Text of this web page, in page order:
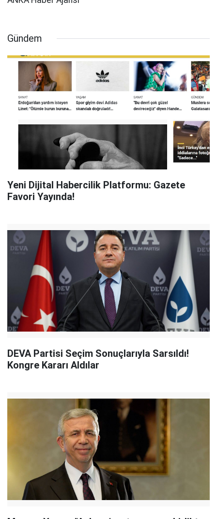
Gündem
Yeni Dijital Habercilik Platformu: Gazete
Favori Yayında!
DEVA Partisi Seçim Sonuçlarıyla Sarsıldı!
Kongre Kararı Aldılar